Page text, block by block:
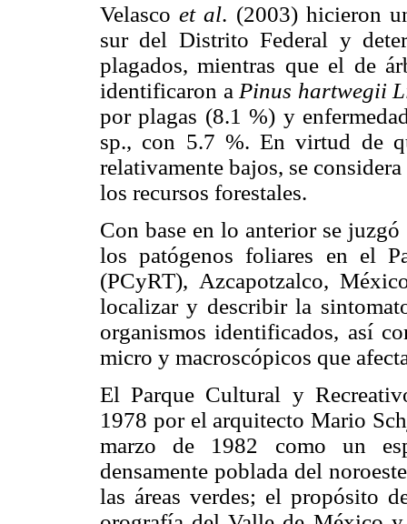
Velascoet al. (2003) hicieron
sur del Distrito Federal y
plagados, mientras que el de
identificaron a Pinus hartwegii
por plagas (8.1 %) y
sp., con 5.7 %. En virtud de
relativamente bajos, se
los recursos forestales.
Con base en lo anterior se
los patógenos foliares en el
(PCyRT), Azcapotzalco,
localizar y describir la
organismos identificados, así
micro y macroscópicos que
El Parque Cultural y
1978 por el arquitecto Mario
marzo de 1982 como un
densamente poblada del
las áreas verdes; el propósito